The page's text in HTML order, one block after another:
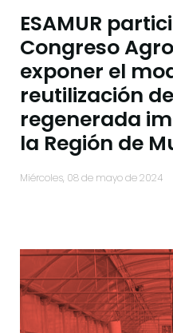
ESAMUR
Congreso
exponer el
reutilización
regenerada
la Región de
miércoles, 08 de mayo de 2024